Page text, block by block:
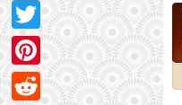
Facebook
Twitter
Pinterest